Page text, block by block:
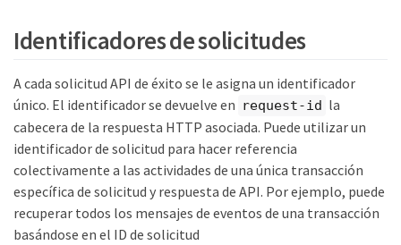
Identificadores de solicitudes
A cada solicitud API de éxito se le asigna un identificador
único. El identificador se devuelve en request-id la
cabecera de la respuesta HTTP asociada. Puede utilizar un
identificador de solicitud para hacer referencia
colectivamente a las actividades de una única transacción
específica de solicitud y respuesta de API. Por ejemplo, puede
recuperar todos los mensajes de eventos de una transacción
basándose en el ID de solicitud